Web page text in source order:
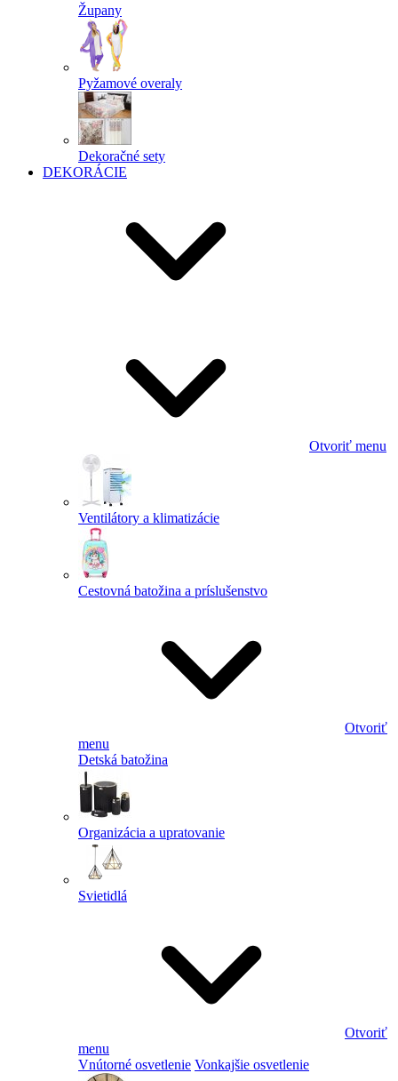
Župany
Pyžamové overaly
Dekoračné sety
DEKORÁCIE
Otvoriť menu
Ventilátory a klimatizácie
Cestovná batožina a príslušenstvo
Otvoriť
menu
Detská batožina
Organizácia a upratovanie
Svietidlá
Otvoriť
menu
Vnútorné osvetlenie Vonkajšie osvetlenie